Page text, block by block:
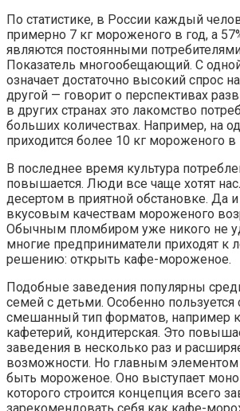
По статистике, в России каждый
примерно 7 кг мороженого в год, а
являются постоянными
Показатель многообещающий. С
означает достаточно высокий спрос
другой — говорит о перспективах
в других странах это лакомство
больших количествах. Например, на
приходится более 10 кг мороженого в
В последнее время культура
повышается. Люди все чаще хотят
десертом в приятной обстановке. Да
вкусовым качествам мороженого
Обычным пломбиром уже никого не
многие предприниматели приходят к
решению: открыть кафе-мороженое.
Подобные заведения популярны
семей с детьми. Особенно пользуется
смешанный тип форматов, например
кафетерий, кондитерская. Это
заведения в несколько раз и
возможности. Но главным
быть мороженое. Оно выступает
которого строится концепция всего
зарекомендовать себя как кафе-